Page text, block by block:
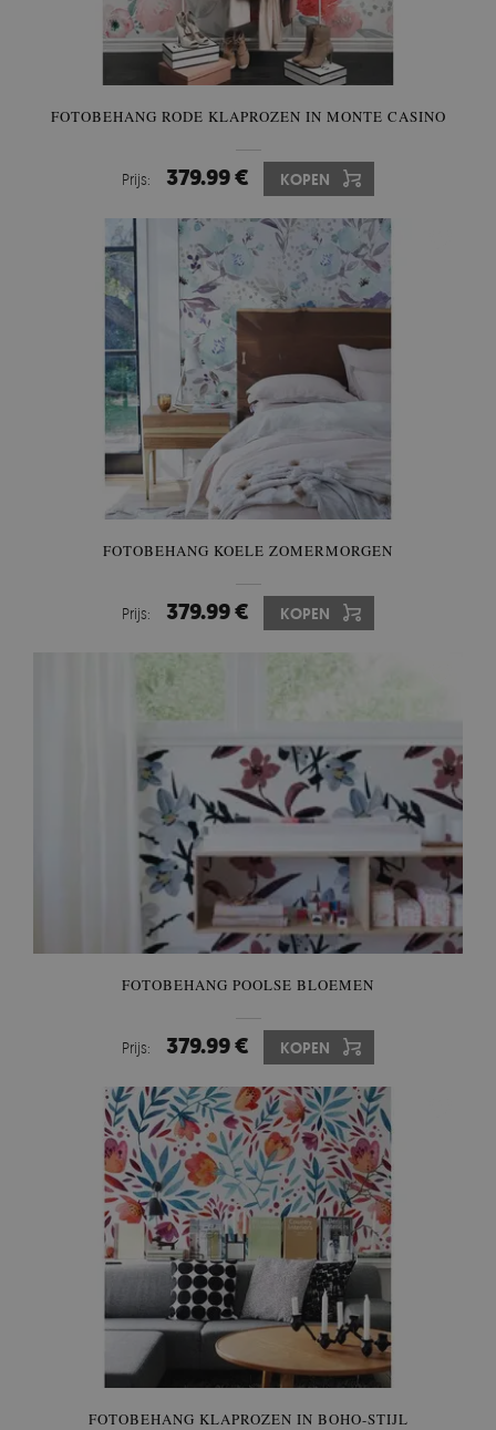
FOTOBEHANG RODE KLAPROZEN IN MONTE CASINO
Prijs: 379.99 € KOPEN
FOTOBEHANG KOELE ZOMERMORGEN
Prijs: 379.99 € KOPEN
FOTOBEHANG POOLSE BLOEMEN
Prijs: 379.99 € KOPEN
FOTOBEHANG KLAPROZEN IN BOHO-STIJL